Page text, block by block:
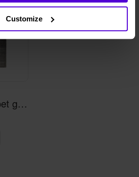
Customize
Magiore - carpet gray